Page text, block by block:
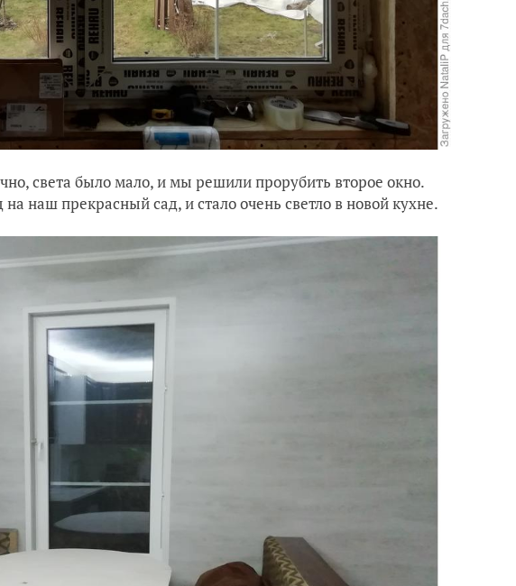
света было мало, и мы решили прорубить второе окно.
наш прекрасный сад, и стало очень светло в новой кухне.